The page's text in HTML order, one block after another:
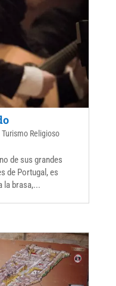
Turismo Religioso
de sus grandes
de Portugal, es
la brasa,...